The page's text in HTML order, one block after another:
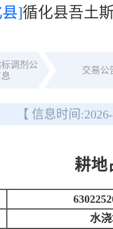
]循化县吾土
调剂公
交易公
【 信息时间:
耕地
水